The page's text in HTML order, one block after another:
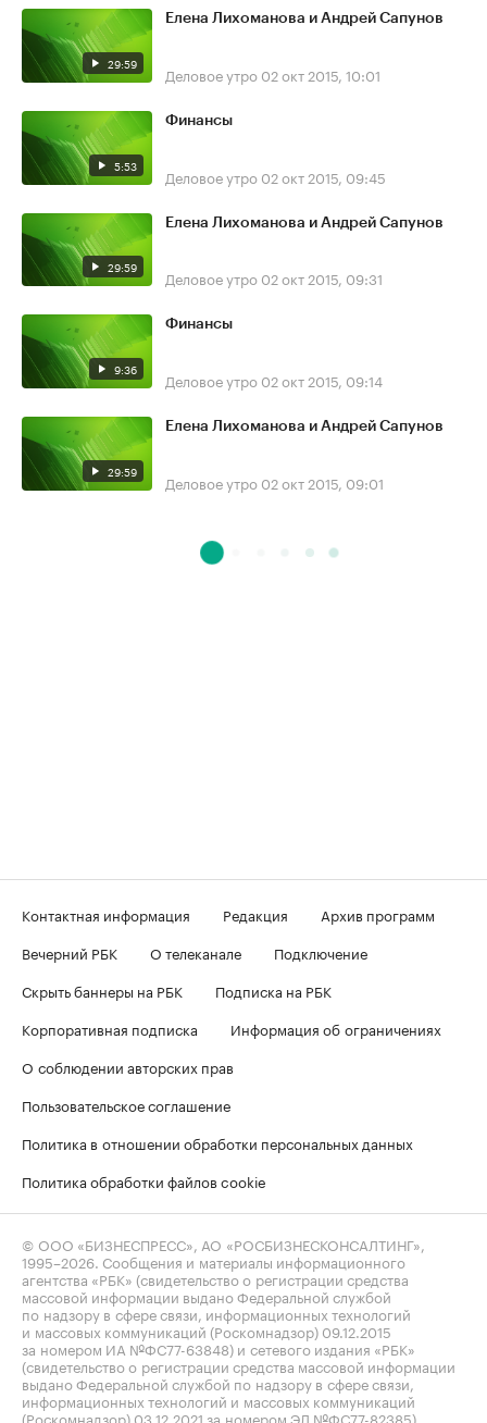
29:59
Елена Лихоманова и Андрей Сапунов
Деловое утро 02 окт 2015, 10:01
5:53
Финансы
Деловое утро 02 окт 2015, 09:45
29:59
Елена Лихоманова и Андрей Сапунов
Деловое утро 02 окт 2015, 09:31
9:36
Финансы
Деловое утро 02 окт 2015, 09:14
29:59
Елена Лихоманова и Андрей Сапунов
Деловое утро 02 окт 2015, 09:01
Контактная информация Редакция
Архив программ
Вечерний РБК
О телеканале
Подключение
Скрыть баннеры на РБК
Подписка на РБК
Корпоративная подписка
Информация об ограничениях
О соблюдении авторских прав
Пользовательское соглашение
Политика в отношении обработки персональных данных
Политика обработки файлов cookie
© ООО «БИЗНЕСПРЕСС», АО «РОСБИЗНЕСКОНСАЛТИНГ»,
1995–2026 . Сообщения и материалы информационного
агентства «РБК» (свидетельство о регистрации средства
массовой информации выдано Федеральной службой
по надзору в сфере связи, информационных технологий
и массовых коммуникаций (Роскомнадзор) 09.12.2015
за номером ИА №ФС77-63848) и сетевого издания «РБК»
(свидетельство о регистрации средства массовой информации
выдано Федеральной службой по надзору в сфере связи,
информационных технологий и массовых коммуникаций
(Роскомнадзор) 03.12.2021 за номером ЭЛ №ФС77-82385)